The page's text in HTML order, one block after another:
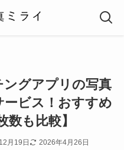
ングアプリの写真
ビス！おすすめ
も比較】
月19日 2026年4月26日